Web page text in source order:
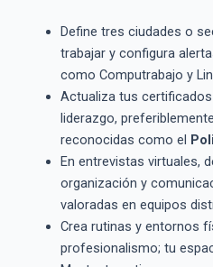
Define tres ciudades o
trabajar y configura
como Computrabajo y
Actualiza tus
liderazgo,
reconocidas como el
En entrevistas virtuales,
organización y
valoradas en equipos
Crea rutinas y entornos
profesionalismo; tu